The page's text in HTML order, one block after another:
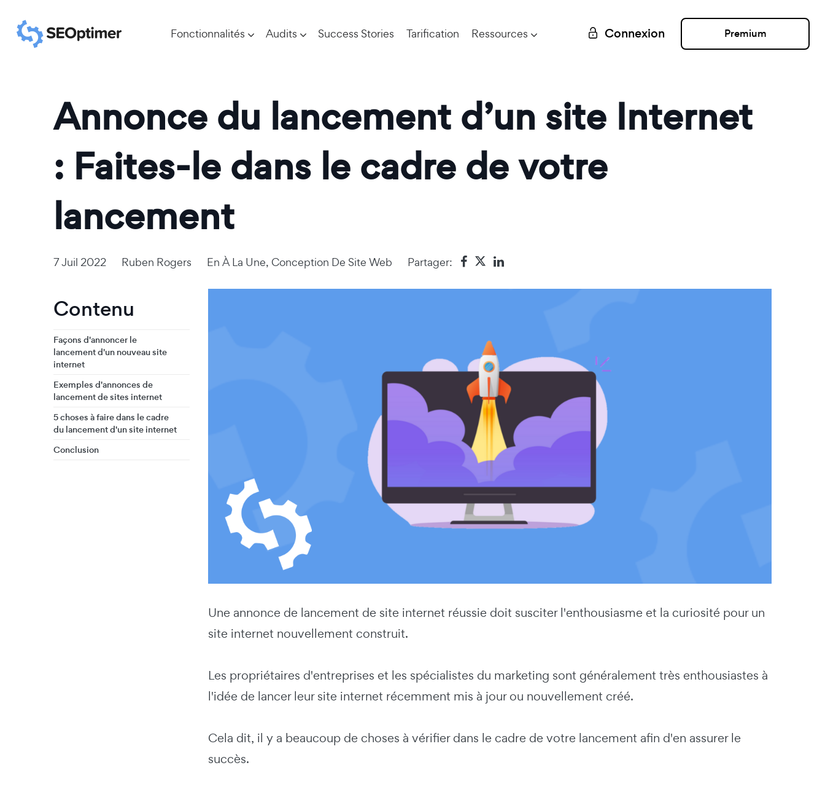
Fonctionnalités Audits Success Stories Tarification Ressources Connexion Premium
Annonce du lancement d’un site Internet
: Faites-le dans le cadre de votre
lancement
7 Juil 2022 Ruben Rogers En À La Une, Conception De Site Web Partager:
Contenu
Façons d'annoncer le
lancement d'un nouveau site
internet
Exemples d'annonces de
lancement de sites internet
5 choses à faire dans le cadre
du lancement d'un site internet
Conclusion
Une annonce de lancement de site internet réussie doit susciter l'enthousiasme et la curiosité pour un
site internet nouvellement construit.
Les propriétaires d'entreprises et les spécialistes du marketing sont généralement très enthousiastes à
l'idée de lancer leur site internet récemment mis à jour ou nouvellement créé.
Cela dit, il y a beaucoup de choses à vérifier dans le cadre de votre lancement afin d'en assurer le
succès.